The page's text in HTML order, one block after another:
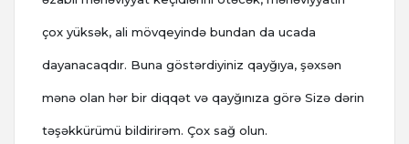
çox yüksək, ali mövqeyində bundan da ucada
dayanacaqdır. Buna göstərdiyiniz qayğıya, şəxsən
mənə olan hər bir diqqət və qayğınıza görə Sizə dərin
təşəkkürümü bildirirəm. Çox sağ olun.